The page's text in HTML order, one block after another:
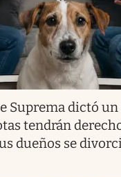
Suprema dictó
tendrán
dueños se